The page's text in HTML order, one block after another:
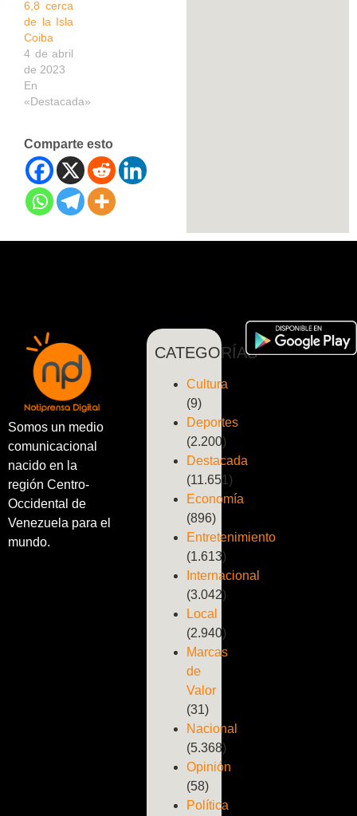
6,8 cerca
de la Isla
Coiba
4 de abril
de 2023
En
«Destacada»
Comparte esto
Somos un medio
comunicacional
nacido en la
región Centro-
Occidental de
Venezuela para el
mundo.
CATEGORÍAS
Cultura
(9)
Deportes
(2.200)
Destacada
(11.651)
Economía
(896)
Entretenimiento
(1.613)
Internacional
(3.042)
Local
(2.940)
Marcas
de
Valor
(31)
Nacional
(5.368)
Opinión
(58)
Política